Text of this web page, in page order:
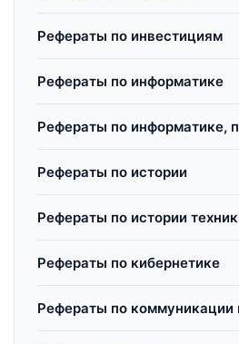
Рефераты по инвестициям
Рефераты по информатике
Рефераты по информатике,
Рефераты по истории
Рефераты по истории
Рефераты по кибернетике
Рефераты по коммуникации